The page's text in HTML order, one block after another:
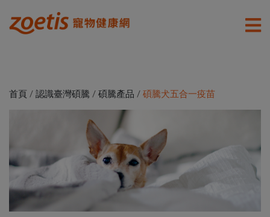
首頁 / 認識臺灣碩騰 / 碩騰產品 / 碩騰犬五合一疫苗